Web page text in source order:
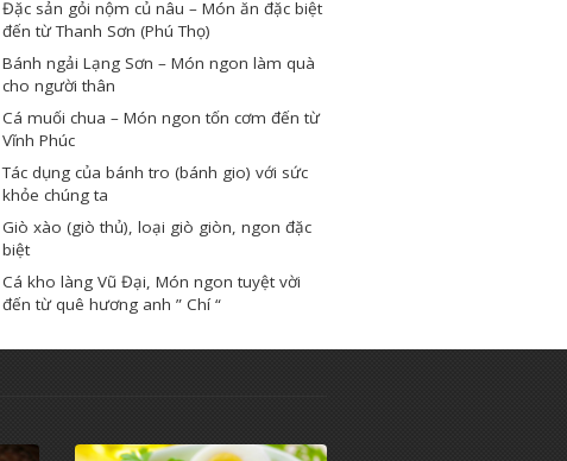
Đặc sản gỏi nộm củ nâu – Món ăn đặc biệt
đến từ Thanh Sơn (Phú Thọ)
Bánh ngải Lạng Sơn – Món ngon làm quà
cho người thân
Cá muối chua – Món ngon tốn cơm đến từ
Vĩnh Phúc
Tác dụng của bánh tro (bánh gio) với sức
khỏe chúng ta
Giò xào (giò thủ), loại giò giòn, ngon đặc
biệt
Cá kho làng Vũ Đại, Món ngon tuyệt vời
đến từ quê hương anh ” Chí “